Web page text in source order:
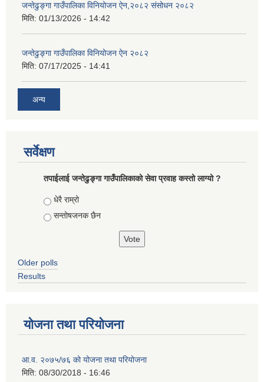
जन्तेढुङ्गा गाउँपालिका विनियोजन ऐन,२०८२ संसोधन २०८२
मिति: 01/13/2026 - 14:42
जन्तेढुङ्गा गाउँपालिका विनियोजन ऐन २०८२
मिति: 07/17/2025 - 14:41
अन्य
सर्वेक्षण
तपाईलाई जन्तेढुङ्गा गाउँपालिकाको सेवा प्रवाह कस्तो लाग्यो ?
Choices
धेरै राम्रो
सन्तोषजनक छैन
Older polls
Results
योजना तथा परियोजना
आ.व. २०७५/७६ को योजना तथा परियोजना
मिति: 08/30/2018 - 16:46